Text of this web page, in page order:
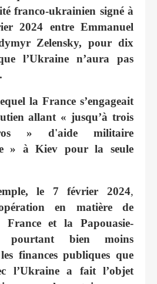
franco-ukrainien signé à
2024 entre Emmanuel
Zelensky, pour dix
l’Ukraine n’aura pas
la France s’engageait
allant « jusqu’à trois
» d'aide militaire
» à Kiev pour la seule
le 7 février 2024,
en matière de
France et la Papouasie-
pourtant bien moins
finances publiques que
l’Ukraine a fait l’objet